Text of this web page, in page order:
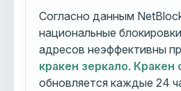
Согласно данным
национальные
адресов неэффективны
кракен зеркало. Кракен
обновляется каждые 24